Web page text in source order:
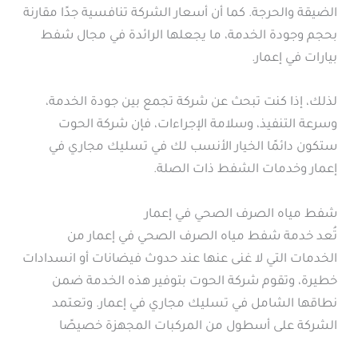
الضيقة والحرجة. كما أن أسعار الشركة تنافسية جدًا مقارنة
بحجم وجودة الخدمة، ما يجعلها الرائدة في مجال شفط
بيارات في إعمار.
لذلك، إذا كنت تبحث عن شركة تجمع بين جودة الخدمة،
وسرعة التنفيذ، وسلامة الإجراءات، فإن شركة الحوت
ستكون دائمًا الخيار الأنسب لك في تسليك مجاري في
إعمار وخدمات الشفط ذات الصلة.
شفط مياه الصرف الصحي في إعمار
تُعد خدمة شفط مياه الصرف الصحي في إعمار من
الخدمات التي لا غنى عنها عند حدوث فيضانات أو انسدادات
خطيرة، وتقوم شركة الحوت بتوفير هذه الخدمة ضمن
نطاقها الشامل في تسليك مجاري في إعمار. وتعتمد
الشركة على أسطول من المركبات المجهزة خصيصًا